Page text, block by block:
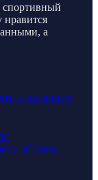
спортивный
нравится
а
организм
«Страна